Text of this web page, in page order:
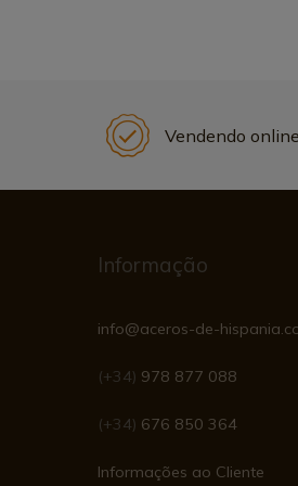
Vendendo
Informação
info@aceros-de-
(+34) 978 877 088
(+34) 676 850 364
Informações ao Cliente